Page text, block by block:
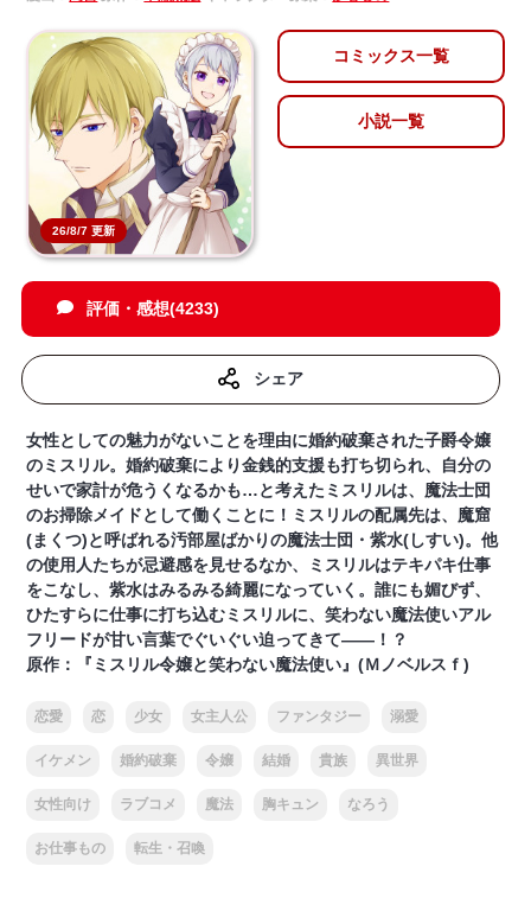
26/8/7 更新
コミックス一覧
小説一覧
評価・感想(4233)
シェア
女性としての魅力がないことを理由に婚約破棄された子爵令嬢
のミスリル。婚約破棄により金銭的支援も打ち切られ、自分の
せいで家計が危うくなるかも…と考えたミスリルは、魔法士団
のお掃除メイドとして働くことに！ミスリルの配属先は、魔窟
(まくつ)と呼ばれる汚部屋ばかりの魔法士団・紫水(しすい)。他
の使用人たちが忌避感を見せるなか、ミスリルはテキパキ仕事
をこなし、紫水はみるみる綺麗になっていく。誰にも媚びず、
ひたすらに仕事に打ち込むミスリルに、笑わない魔法使いアル
フリードが甘い言葉でぐいぐい迫ってきて――！？
原作：『ミスリル令嬢と笑わない魔法使い』(Ｍノベルスｆ)
恋愛 恋 少女 女主人公 ファンタジー 溺愛
イケメン 婚約破棄 令嬢 結婚 貴族 異世界
女性向け ラブコメ 魔法 胸キュン なろう
お仕事もの 転生・召喚